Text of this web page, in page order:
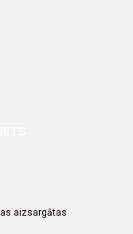
aizsargātas